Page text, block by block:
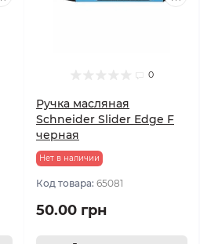
0
Ручка масляная
Schneider Slider Edge F
черная
Нет в наличии
Код товара: 65081
50.00 грн